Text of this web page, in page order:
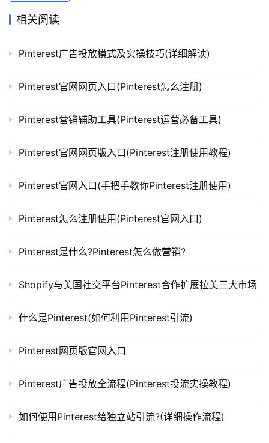
相关阅读
Pinterest广告投放模式及实操技巧(详细解读)
Pinterest官网网页入口(Pinterest怎么注册)
Pinterest营销辅助工具(Pinterest运营必备工具)
​Pinterest官网网页版入口(Pinterest注册使用教程)
Pinterest官网入口(手把手教你Pinterest注册使用)
Pinterest怎么注册使用(Pinterest官网入口)
Pinterest是什么?Pinterest怎么做营销?
Shopify与美国社交平台Pinterest合作扩展拉美三大市场
什么是Pinterest(如何利用Pinterest引流)
Pinterest网页版官网入口
Pinterest广告投放全流程(Pinterest投流实操教程)
如何使用Pinterest给独立站引流?(详细操作流程)